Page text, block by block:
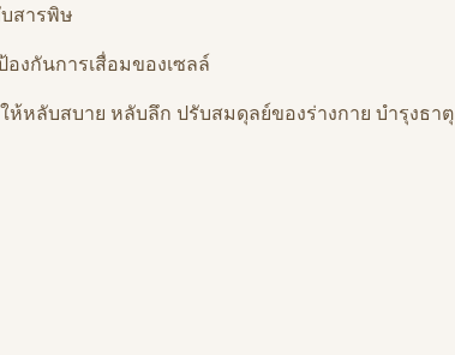
สารพิษ
งกันการเสื่อมของเซลล์
ห้หลับสบาย หลับลึก ปรับสมดุลย์ของร่างกาย บำรุงธาตุ